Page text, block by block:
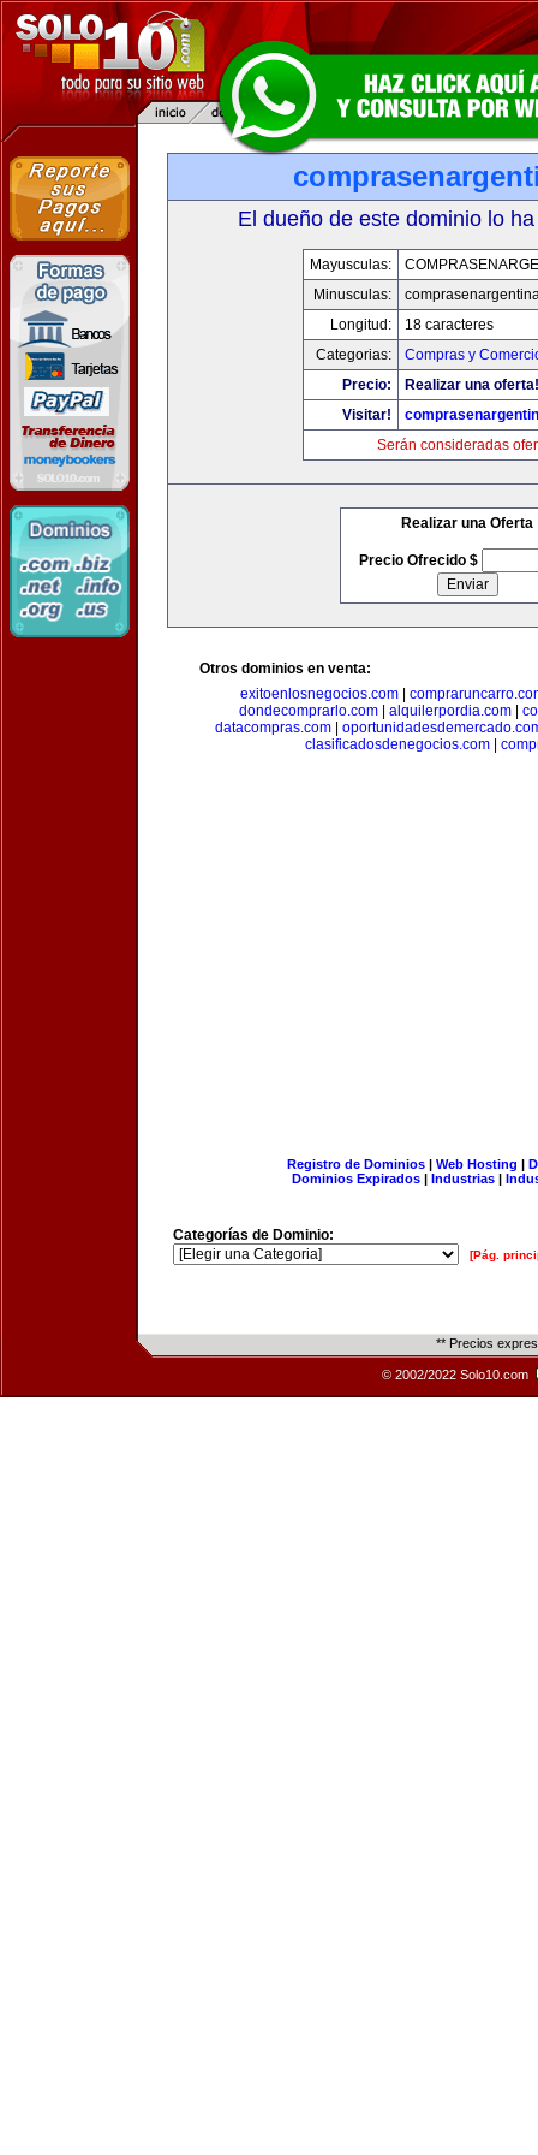
El dueño de este dominio lo
Mayusculas:
Minusculas:
Longitud:
18 caracteres
Categorias:
Compras y
Precio:
Realizar una oferta!
Visitar!
Serán consideradas
Realizar una Oferta
Precio Ofrecido $
Otros dominios en venta:
exitoenlosnegocios.com
dondecomprarlo.com| alquilerpordia.com|
datacompras.com
clasificadosdenegocios.com|
Registro de Dominios| Web Hosting |
Dominios Expirados | Industrias |
Categorías de Dominio:
[Pág.
** Precios
© 2002/2022 Solo10.com